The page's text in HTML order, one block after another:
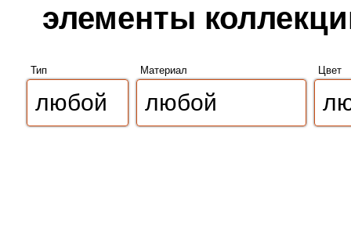
элементы
Тип Материал Цвет